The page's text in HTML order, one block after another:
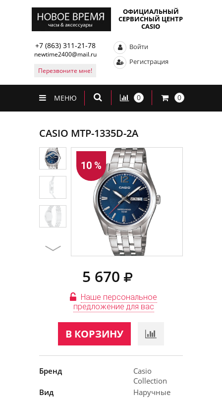
ОФИЦИАЛЬНЫЙ
СЕРВИСНЫЙ ЦЕНТР
CASIO
+7 (863) 311-21-78
newtime2400@mail.ru
Перезвоните мне!
Войти
Регистрация
МЕНЮ 0 0
CASIO MTP-1335D-2A
10 %
5 670
Наше персональное
предложение для вас
В КОРЗИНУ
Бренд
Casio
Collection
Вид
Наручные